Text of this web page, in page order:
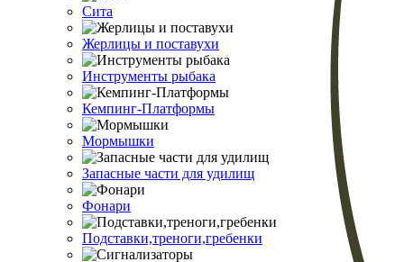
Сита
Жерлицы и поставухи
Инструменты рыбака
Кемпинг-Платформы
Мормышки
Запасные части для удилищ
Фонари
Подставки,треноги,гребенки